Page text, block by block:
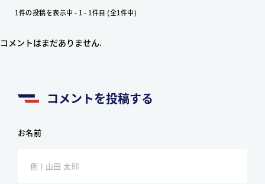
1件の投稿を表示中 - 1 - 1件目 (全1件中)
コメントはまだありません.
コメントを投稿する
お名前